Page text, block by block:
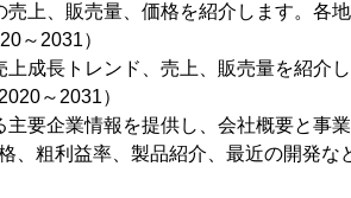
上、販売量、価格を紹介します。各
～2031）
成長トレンド、売上、販売量を紹介
～2031）
要企業情報を提供し、会社概要と事
、粗利益率、製品紹介、最近の開発な